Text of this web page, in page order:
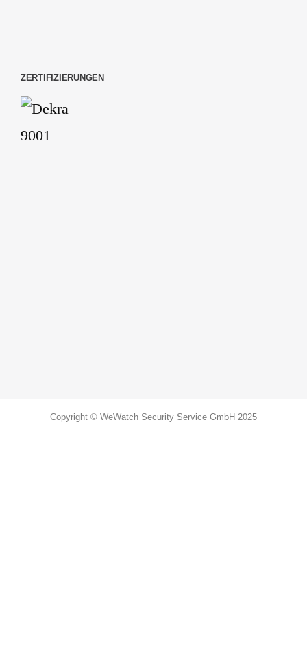
ZERTIFIZIERUNGEN
Copyright © WeWatch Security Service GmbH 2025